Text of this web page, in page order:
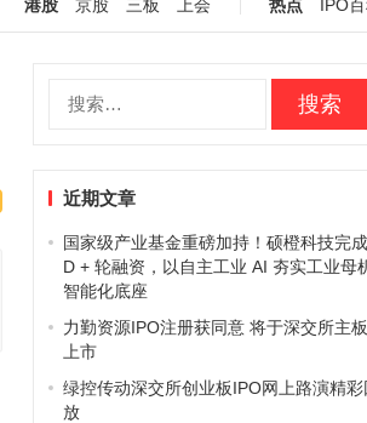
港股
京股 三板 上会
热点
IPO
近期文章
国家级产业基金重磅加持！硕橙科技完成
D + 轮融资，以自主工业 AI 夯实工业母
智能化底座
力勤资源IPO注册获同意 将于深交所主板
上市
绿控传动深交所创业板IPO网上路演精彩
放